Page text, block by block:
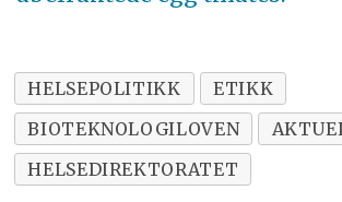
HELSEPOLITIKK
ETIKK
BIOTEKNOLOGILOVEN
HELSEDIREKTORATET